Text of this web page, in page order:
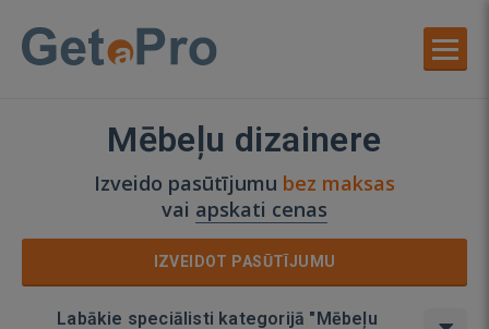
Mēbeļu dizainere
Izveido pasūtījumu bez maksas
vai apskati cenas
IZVEIDOT PASŪTĪJUMU
Labākie speciālisti kategorijā "Mēbeļu